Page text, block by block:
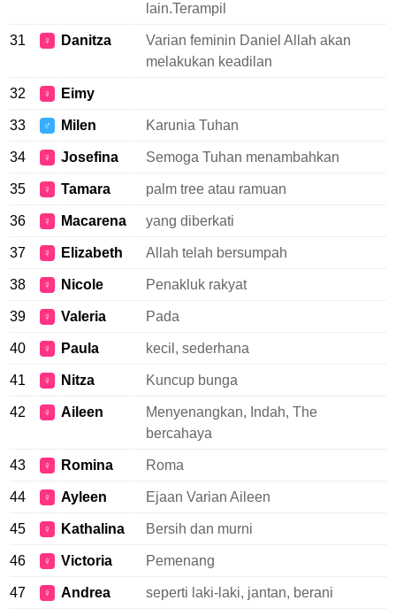
lain.Terampil
31 ♀ Danitza
Varian feminin Daniel Allah akan
melakukan keadilan
32 ♀ Eimy
33 ♂ Milen Karunia Tuhan
34 ♀ Josefina Semoga Tuhan menambahkan
35 ♀ Tamara palm tree atau ramuan
36 ♀ Macarena yang diberkati
37 ♀ Elizabeth Allah telah bersumpah
38 ♀ Nicole Penakluk rakyat
39 ♀ Valeria Pada
40 ♀ Paula kecil, sederhana
41 ♀ Nitza Kuncup bunga
42 ♀ Aileen
Menyenangkan, Indah, The
bercahaya
43 ♀ Romina Roma
44 ♀ Ayleen Ejaan Varian Aileen
45 ♀ Kathalina Bersih dan murni
46 ♀ Victoria Pemenang
47 ♀ Andrea seperti laki-laki, jantan, berani